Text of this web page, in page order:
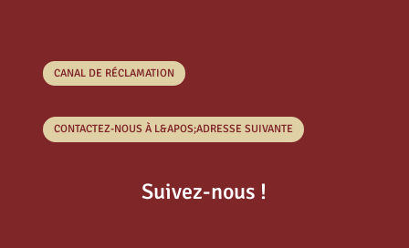
CANAL DE RÉCLAMATION
CONTACTEZ-NOUS À L&APOS;ADRESSE SUIVANTE
Suivez-nous !